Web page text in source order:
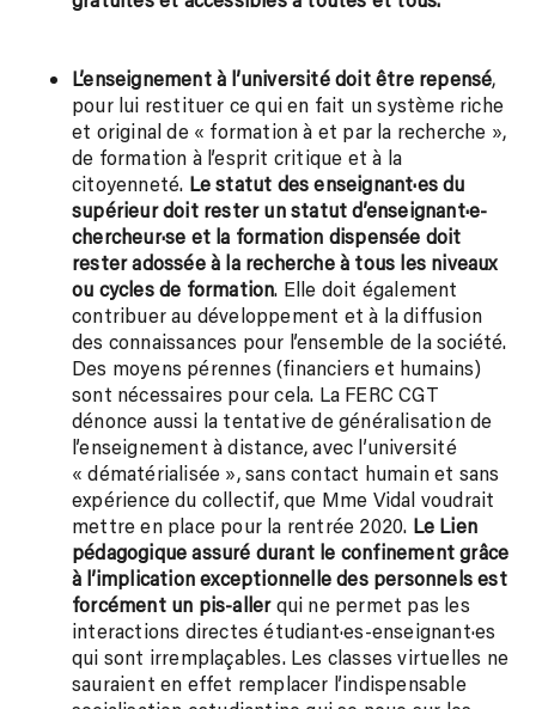
L’enseignement à l’université doit être repensé,
pour lui restituer ce qui en fait un système riche
et original de « formation à et par la recherche »,
de formation à l’esprit critique et à la
citoyenneté. Le statut des enseignant·es du
supérieur doit rester un statut d’enseignant·e-
chercheur·se et la formation dispensée doit
rester adossée à la recherche à tous les niveaux
ou cycles de formation. Elle doit également
contribuer au développement et à la diffusion
des connaissances pour l’ensemble de la société.
Des moyens pérennes (financiers et humains)
sont nécessaires pour cela. La FERC CGT
dénonce aussi la tentative de généralisation de
l’enseignement à distance, avec l’université
« dématérialisée », sans contact humain et sans
expérience du collectif, que Mme Vidal voudrait
mettre en place pour la rentrée 2020. Le Lien
pédagogique assuré durant le confinement grâce
à l’implication exceptionnelle des personnels est
forcément un pis-allerqui ne permet pas les
interactions directes étudiant·es-enseignant·es
qui sont irremplaçables. Les classes virtuelles ne
sauraient en effet remplacer l’indispensable